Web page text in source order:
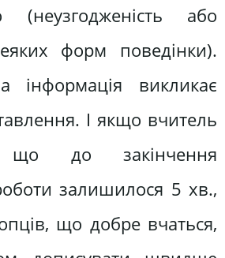
(неузгодженість або
форм поведінки).
інформація викликає
І якщо вчитель
що до закінчення
залишилося 5 хв.,
що добре вчаться,